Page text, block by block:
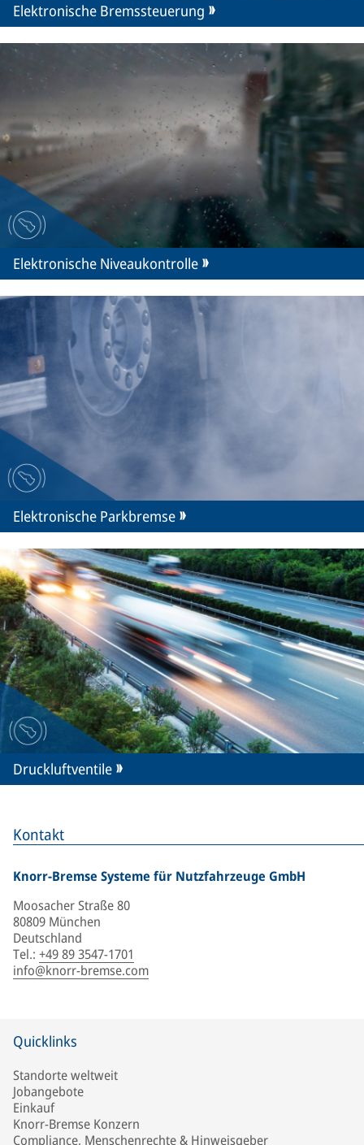
Kontakt
Knorr-Bremse Systeme für Nutzfahrzeuge GmbH
Moosacher Straße 80
80809 München
Deutschland
Tel.: +49 89 3547-1701
info@knorr-bremse.com
Elektronische Bremssteuerung
Elektronische Niveaukontrolle
Elektronische Parkbremse
Druckluftventile
Quicklinks
Standorte weltweit
Jobangebote
Einkauf
Knorr-Bremse Konzern
Compliance, Menschenrechte & Hinweisgeber